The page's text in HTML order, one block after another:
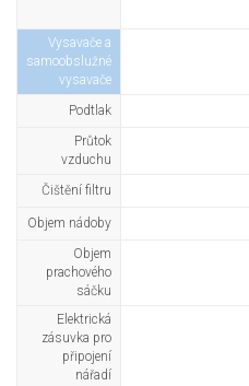
Vysavače a
samoobslužné
vysavače
Podtlak
Průtok
vzduchu
Čištění filtru
Objem nádoby
Objem
prachového
sáčku
Elektrická
zásuvka pro
připojení
nářadí